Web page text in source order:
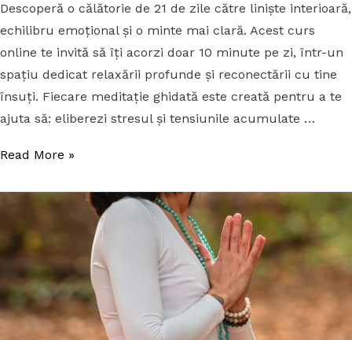
Descoperă o călătorie de 21 de zile către liniște interioară,
echilibru emoțional și o minte mai clară. Acest curs
online te invită să îți acorzi doar 10 minute pe zi, într-un
spațiu dedicat relaxării profunde și reconectării cu tine
însuți. Fiecare meditație ghidată este creată pentru a te
ajuta să: eliberezi stresul și tensiunile acumulate …
Read More »